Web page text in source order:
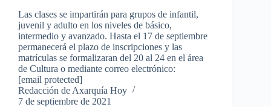
Las clases se impartirán para grupos de infantil,
juvenil y adulto en los niveles de básico,
intermedio y avanzado. Hasta el 17 de septiembre
permanecerá el plazo de inscripciones y las
matrículas se formalizaran del 20 al 24 en el área
de Cultura o mediante correo electrónico:
[email protected]
Redacción de Axarquía Hoy
7 de septiembre de 2021